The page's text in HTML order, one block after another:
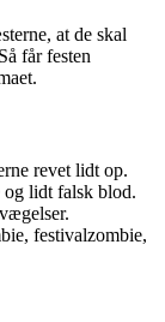
at de skal
får festen
revet lidt op.
og lidt falsk blod.
festivalzombie,